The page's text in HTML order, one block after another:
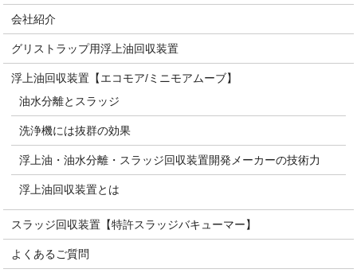
会社紹介
グリストラップ用浮上油回収装置
浮上油回収装置【エコモア/ミニモアムーブ】
油水分離とスラッジ
洗浄機には抜群の効果
浮上油・油水分離・スラッジ回収装置開発メーカーの技術力
浮上油回収装置とは
スラッジ回収装置【特許スラッジバキューマー】
よくあるご質問